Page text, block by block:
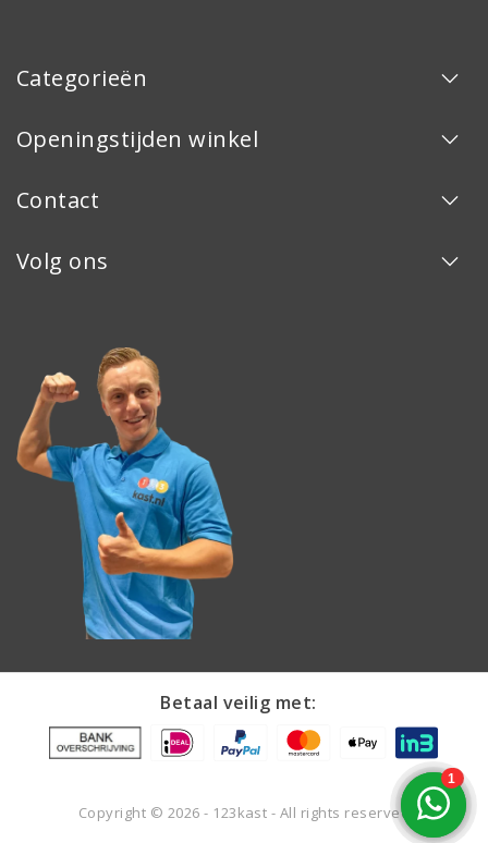
Categorieën
Openingstijden winkel
Contact
Volg ons
Betaal veilig met:
Copyright © 2026 - 123kast - All rights reserved